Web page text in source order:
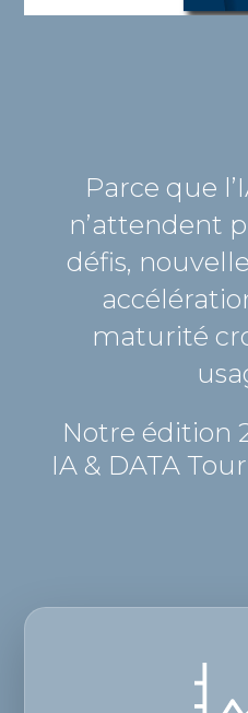
Parce que
n’attendent
défis,
maturité
Notre édition
IA & DATA